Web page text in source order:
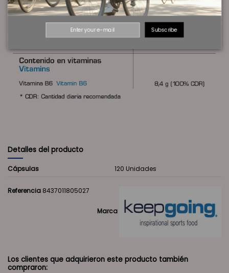
Detalles del producto
Cápsulas 120 Unidades
Marca
Referencia 8437011805027
Los clientes que adquirieron este producto también
compraron:
Subscribe